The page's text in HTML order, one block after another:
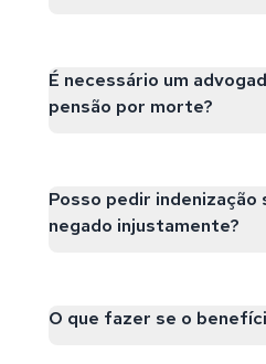
É necessário um
pensão por morte?
Posso pedir
negado injustamente?
O que fazer se o